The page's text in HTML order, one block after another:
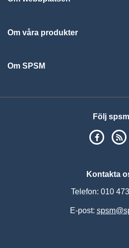
Om våra produkter
Om SPSM
Följ spsm
Kontakta
Telefon: 010
E-post: